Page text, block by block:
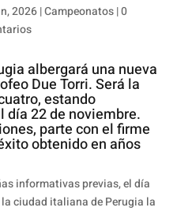
2026|Campeonatos|0
albergará una nueva
Due Torri. Será la
estando
día 22 de noviembre.
parte con el firme
obtenido en años
informativas previas, el día
ciudad italiana de Perugia la